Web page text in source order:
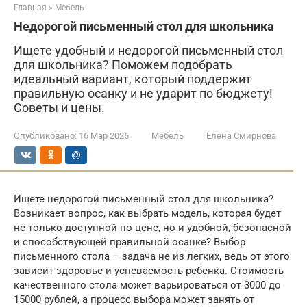
Главная » Мебель
Недорогой письменный стол для школьника
Ищете удобный и недорогой письменный стол
для школьника? Поможем подобрать
идеальный вариант, который поддержит
правильную осанку и не ударит по бюджету!
Советы и цены.
Опубликовано: 16 Мар 2026 Мебель Елена Смирнова
Ищете недорогой письменный стол для школьника?
Возникает вопрос, как выбрать модель, которая будет
не только доступной по цене, но и удобной, безопасной
и способствующей правильной осанке? Выбор
письменного стола – задача не из легких, ведь от этого
зависит здоровье и успеваемость ребенка. Стоимость
качественного стола может варьироваться от 3000 до
15000 рублей, а процесс выбора может занять от